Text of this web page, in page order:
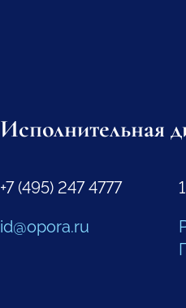
Исполнительная
+7 (495) 247 4777
id@opora.ru